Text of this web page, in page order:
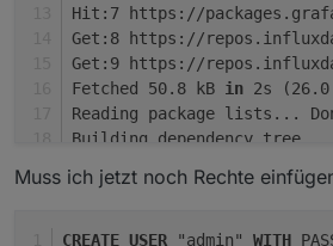
Hit:7 https://
Get:8 https://
Get:9 https://
Fetched 50.8 kB in 2s
Reading package lists...
Building dependency tree...
All packages are up to date
Building dependency tree...
Muss ich jetzt noch Rechte
CREATE USER "admin" WITH